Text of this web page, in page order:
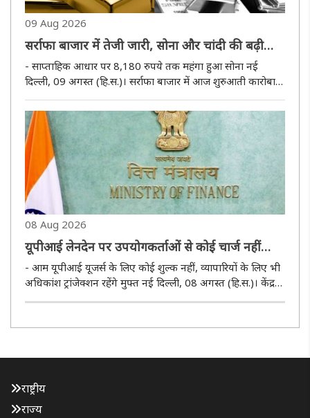
09 Aug 2026
सर्राफा बाजार में तेजी जारी, सोना और चांदी की बढ़ी
चमक
- साप्ताहिक आधार पर 8,180 रुपये तक महंगा हुआ सोना नई
दिल्ली, 09 अगस्त (हि.स.)। सर्राफा बाजार में आज शुरुआती कारोबार
के दौरान जबरदस्त तेजी का रुख बना हुआ है। कीमत में आई तेजी के
कारण चेन्नई के अलावा देश के ज्यादातर सर्राफा बाजार में सोना आज
2,290 ..
08 Aug 2026
यूपीआई लेनदेन पर उपयोगकर्ताओं से कोई चार्ज नहीं
लिया जाएगा: वित्त मंत्रालय
- आम यूपीआई यूजर्स के लिए कोई शुल्क नहीं, व्यापारियों के लिए भी
अधिकांश ट्रांजेक्शन रहेंगे मुफ्त नई दिल्ली, 08 अगस्त (हि.स.)। केंद्र
सरकार ने शनिवार को यूपीआई से पेमेंट करने वाले करोड़ों यूजर्स के
राष्ट्रीय
राज्य